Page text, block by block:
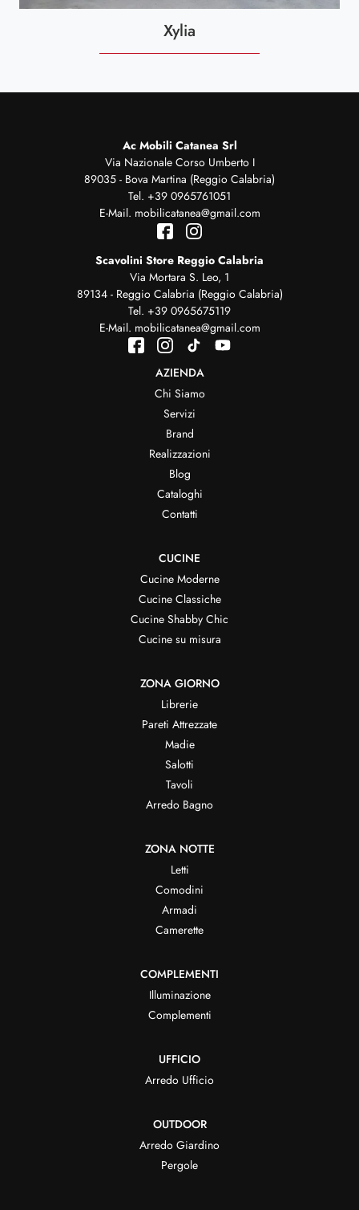
Xylia
Ac Mobili Catanea Srl
Via Nazionale Corso Umberto I
89035 - Bova Martina (Reggio Calabria)
Tel. +39 0965761051
E-Mail. mobilicatanea@gmail.com
Scavolini Store Reggio Calabria
Via Mortara S. Leo, 1
89134 - Reggio Calabria (Reggio Calabria)
Tel. +39 0965675119
E-Mail. mobilicatanea@gmail.com
AZIENDA
Chi Siamo
Servizi
Brand
Realizzazioni
Blog
Cataloghi
Contatti
CUCINE
Cucine Moderne
Cucine Classiche
Cucine Shabby Chic
Cucine su misura
ZONA GIORNO
Librerie
Pareti Attrezzate
Madie
Salotti
Tavoli
Arredo Bagno
ZONA NOTTE
Letti
Comodini
Armadi
Camerette
COMPLEMENTI
Illuminazione
Complementi
UFFICIO
Arredo Ufficio
OUTDOOR
Arredo Giardino
Pergole